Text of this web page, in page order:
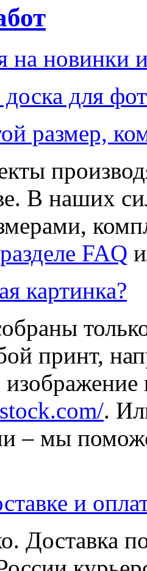
на новинки
для
размер,
В наших
разделе FAQ
картинка?
принт,
.
– мы
и
Доставка